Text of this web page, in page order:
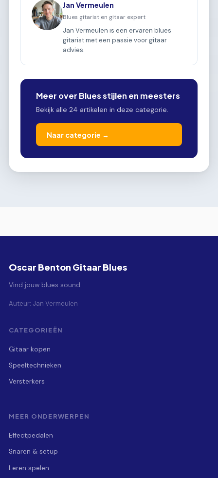
Jan Vermeulen
Blues gitarist en gitaar expert
Jan Vermeulen is een ervaren blues
gitarist met een passie voor gitaar
advies.
Meer over Blues stijlen en meesters
Bekijk alle 24 artikelen in deze categorie.
Naar categorie →
Oscar Benton Gitaar Blues
Vind jouw blues sound.
Auteur: Jan Vermeulen
CATEGORIEËN
Gitaar kopen
Speeltechnieken
Versterkers
MEER ONDERWERPEN
Effectpedalen
Snaren & setup
Leren spelen